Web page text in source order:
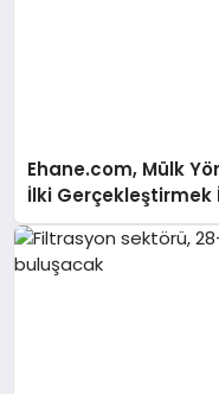
Ehane.com, Mülk
İlki Gerçekleştirmek